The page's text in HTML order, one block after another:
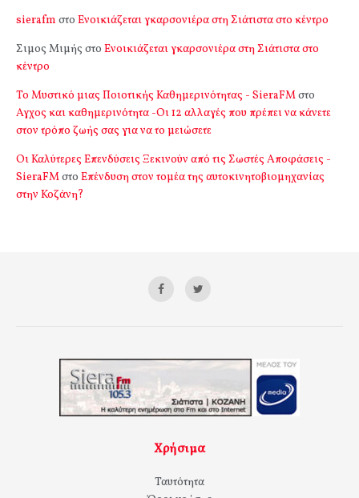
sierafm στο Ενοικιάζεται γκαρσονιέρα στη Σιάτιστα στο κέντρο
Σιμος Μιμής στο Ενοικιάζεται γκαρσονιέρα στη Σιάτιστα στο
κέντρο
Το Μυστικό μιας Ποιοτικής Καθημερινότητας - SieraFMστο
Αγχος και καθημερινότητα -Οι 12 αλλαγές που πρέπει να κάνετε
στον τρόπο ζωής σας για να το μειώσετε
Οι Καλύτερες Επενδύσεις Ξεκινούν από τις Σωστές Αποφάσεις -
SieraFMστο Επένδυση στον τομέα της αυτοκινητοβιομηχανίας
στην Κοζάνη?
Χρήσιμα
Ταυτότητα